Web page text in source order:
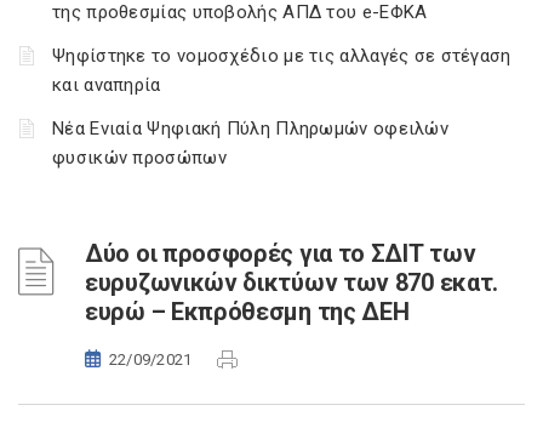
της προθεσμίας υποβολής ΑΠΔ του e-ΕΦΚΑ
Ψηφίστηκε το νομοσχέδιο με τις αλλαγές σε στέγαση
και αναπηρία
Νέα Ενιαία Ψηφιακή Πύλη Πληρωμών οφειλών
φυσικών προσώπων
Δύο οι προσφορές για το ΣΔΙΤ των
ευρυζωνικών δικτύων των 870 εκατ.
ευρώ – Εκπρόθεσμη της ΔΕΗ
22/09/2021